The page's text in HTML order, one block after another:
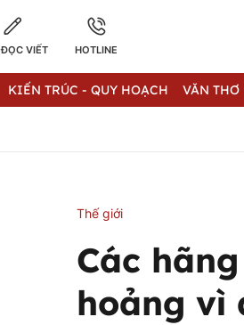
VIẾT HOTLINE
KIẾN TRÚC - QUY HOẠCH VĂN THƠ
Thế giới
Các
hoảng vì